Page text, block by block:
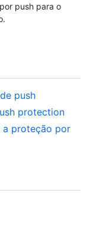
push para o
push
protection
a proteção por